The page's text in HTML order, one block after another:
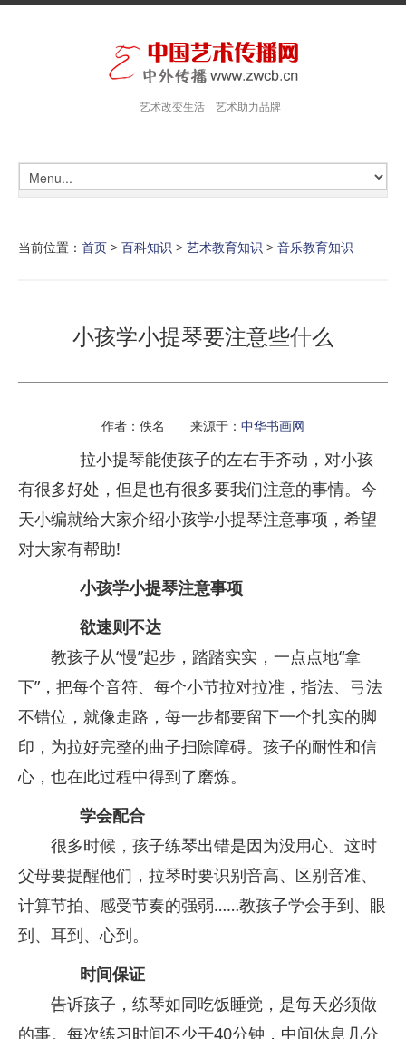
艺术改变生活 艺术助力品牌
当前位置： 首页 > 百科知识 > 艺术教育知识 > 音乐教育知识
小孩学小提琴要注意些什么
作者：佚名 来源于： 中华书画网
拉小提琴能使孩子的左右手齐动，对小孩
有很多好处，但是也有很多要我们注意的事情。今
天小编就给大家介绍小孩学小提琴注意事项，希望
对大家有帮助!
小孩学小提琴注意事项
欲速则不达
教孩子从“慢”起步，踏踏实实，一点点地“拿
下”，把每个音符、每个小节拉对拉准，指法、弓法
不错位，就像走路，每一步都要留下一个扎实的脚
印，为拉好完整的曲子扫除障碍。孩子的耐性和信
心，也在此过程中得到了磨炼。
学会配合
很多时候，孩子练琴出错是因为没用心。这时
父母要提醒他们，拉琴时要识别音高、区别音准、
计算节拍、感受节奏的强弱……教孩子学会手到、眼
到、耳到、心到。
时间保证
告诉孩子，练琴如同吃饭睡觉，是每天必须做
的事。每次练习时间不少于40分钟，中间休息几分